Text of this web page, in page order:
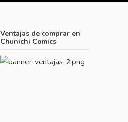
Ventajas de comprar en
Chunichi Comics